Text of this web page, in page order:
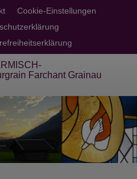
Cookie-Einstellungen
Farchant Grainau